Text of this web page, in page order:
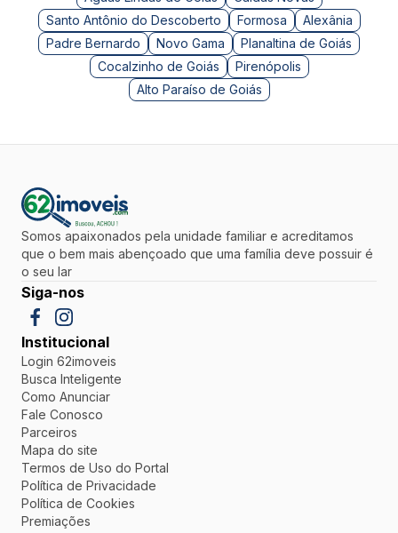
Santo Antônio do Descoberto
Formosa
Alexânia
Padre Bernardo
Novo Gama
Planaltina de Goiás
Cocalzinho de Goiás
Pirenópolis
Alto Paraíso de Goiás
Somos apaixonados pela unidade familiar e acreditamos
que o bem mais abençoado que uma família deve possuir é
o seu lar
Siga-nos
Institucional
Login 62imoveis
Busca Inteligente
Como Anunciar
Fale Conosco
Parceiros
Mapa do site
Termos de Uso do Portal
Política de Privacidade
Política de Cookies
Premiações